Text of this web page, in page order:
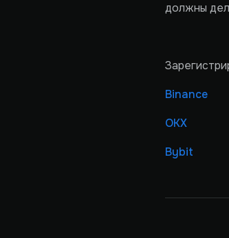
должны
Binance
OKX
Bybit